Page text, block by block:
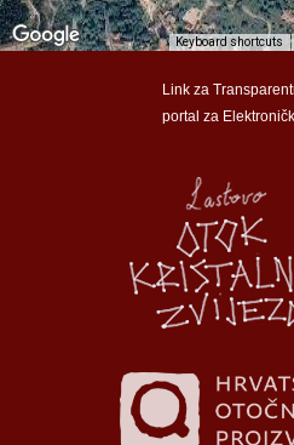
Groblje
Groblje
Keyboard shortcuts
Link za
portal za